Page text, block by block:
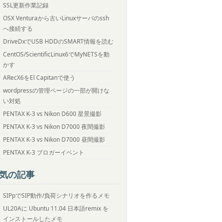
SSL更新作業記録
OSX Venturaから古いLinuxサーバのssh
へ接続する
DriveDxでUSB HDDのSMART情報を読む
CentOS/ScientificLinux6でMyNETSを動
かす
ARecX6をEl Capitanで使う
wordpressの管理ページの一部が開けな
い対処
PENTAX K-3 vs Nikon D600 星景撮影
PENTAX K-3 vs Nikon D7000 夜間撮影
PENTAX K-3 vs Nikon D7000 昼間撮影
PENTAX K-3 ブロガーイベント
の記事
SIPpでSIP動作/負荷シナリオを作るメモ
UL20Aに Ubuntu 11.04 日本語remix を
インストールしたメモ